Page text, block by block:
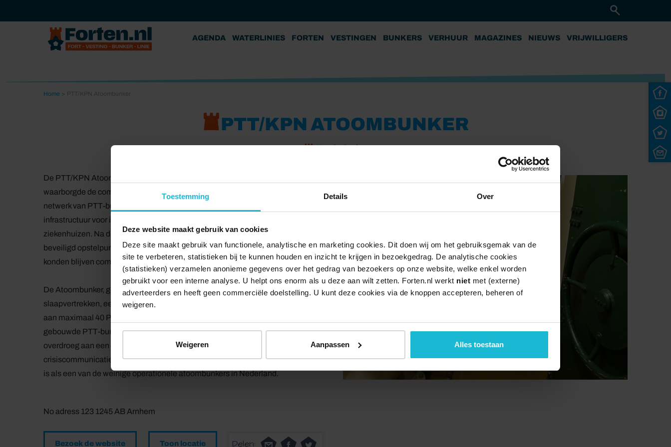
Toestemming Details Over
Deze website maakt gebruik van cookies
Deze site maakt gebruik van functionele, analytische en marketing cookies. Dit doen wij om het gebruiksgemak van de
site te verbeteren, statistieken bij te kunnen houden en inzicht te krijgen in bezoekgedrag. De analytische cookies
(statistieken) verzamelen anonieme gegevens over het gedrag van bezoekers op onze website, welke enkel worden
gebruikt voor een interne analyse. U helpt ons enorm als u deze aan wilt zetten. Forten.nl werkt niet met (externe)
adverteerders en heeft geen commerciële doelstelling. U kunt deze cookies via de knoppen accepteren, beheren of
weigeren.
Weigeren Aanpassen Alles toestaan
AGENDA WATERLINIES FORTEN VESTINGEN BUNKERS VERHUUR MAGAZINES NIEUWS VRIJWILLIGERS
Home
PTT/KPN ATOOMBUNKER
Koude Oorlog
De PTT/KPN Atoombunker in Arnhem, gebouwd tijdens de Koude Oorlog,
waarborgde de communicatie in Nederland bij een aanval. Onderdeel van een
netwerk van PTT-bunkers, beschermde het essentiële telecommunicatie-
infrastructuur voor instanties zoals ministeries, de Bescherming Bevolking en
ziekenhuizen. Na de Koude Oorlog bleef de bunker dienen als een ondergronds
beveiligd opstelpunt voor het Nationaal Noodnet, waardoor belangrijke instanties
konden blijven communiceren bij calamiteiten.
De Atoombunker, gelegen midden in een woonwijk, is volledig uitgerust met
slaapvertrekken, een commandocentrum en technische ruimtes. Het bood plaats
aan maximaal 40 PTT’ers en is de enige intact gebleven bunker van de 23
gebouwde PTT-bunkers. Nu opengesteld voor publiek dankzij KPN, die het
overdroeg aan een stichting. Bezoekers kunnen leren over de rol van PTT/KPN in
crisiscommunicatie, waardoor een bezoek aan deze bunker een unieke ervaring
is als een van de weinige operationele atoombunkers in Nederland.
No adress 123 1245 AB Arnhem
Bezoek de website Toon locatie Delen: